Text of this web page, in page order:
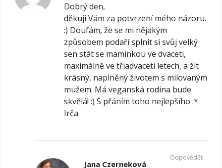
Dobrý den,
děkuji Vám za potvrzení mého názoru.
:) Doufám, že se mi nějakým
způsobem podaří splnit si svůj velký
sen stát se maminkou ve dvaceti,
maximálně ve třiadvaceti letech, a žít
krásný, naplněný životem s milovaným
mužem. Má veganská rodina bude
skvělá! :) S přáním toho nejlepšího :*
Irča
Jana Czerneková
Odpovědět